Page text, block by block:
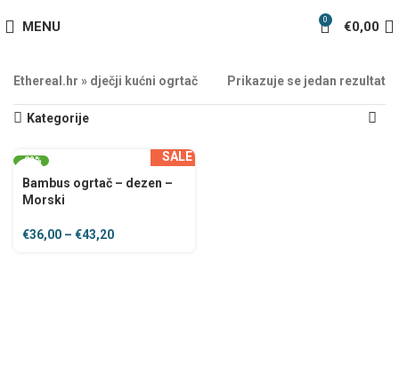
MENU 0 €0,00
Ethereal.hr » dječji kućni ogrtač Prikazuje se jedan rezultat
Kategorije
-20%
SALE
Bambus ogrtač – dezen –
Morski
€36,00 – €43,20